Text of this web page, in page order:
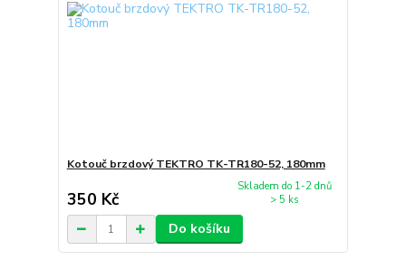
Kotouč brzdový TEKTRO TK-TR180-52, 180mm
350 Kč
Skladem do 1-2 dnů
> 5 ks
Do košíku